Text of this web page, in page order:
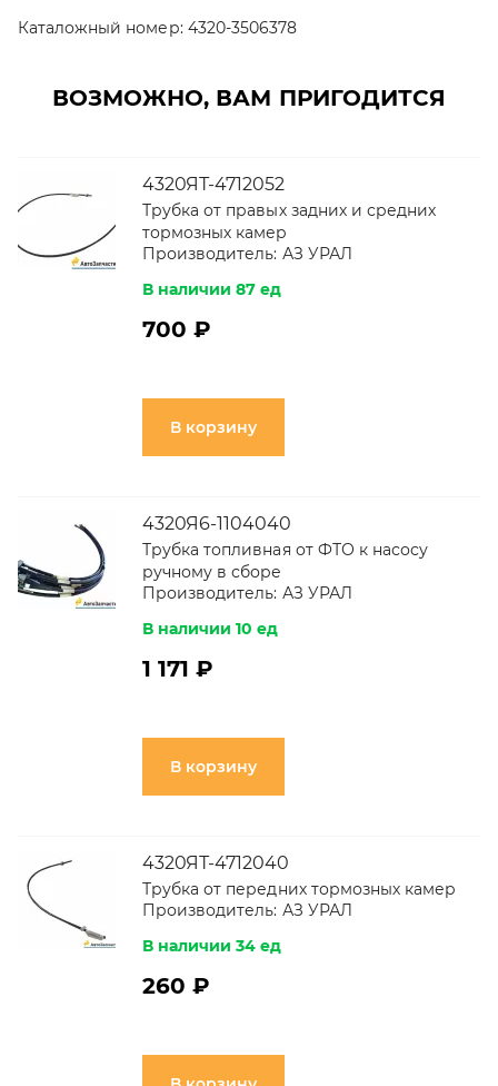
Каталожный номер: 4320-3506378
ВОЗМОЖНО, ВАМ ПРИГОДИТСЯ
4320ЯТ-4712052
Трубка от правых задних и средних
тормозных камер
Производитель: АЗ УРАЛ
В наличии 87 ед
700 ₽
В корзину
4320Я6-1104040
Трубка топливная от ФТО к насосу
ручному в сборе
Производитель: АЗ УРАЛ
В наличии 10 ед
1 171 ₽
В корзину
4320ЯТ-4712040
Трубка от передних тормозных камер
Производитель: АЗ УРАЛ
В наличии 34 ед
260 ₽